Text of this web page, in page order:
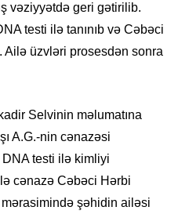
vəziyyətdə geri gətirilib.
testi ilə tanınıb və Cəbəci
Ailə üzvləri prosesdən sonra
Selvinin məlumatına
A.G.-nin cənazəsi
testi ilə kimliyi
cənazə Cəbəci Hərbi
şəhidin ailəsi